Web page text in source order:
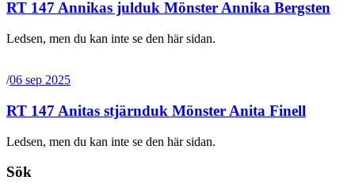
RT 147 Annikas julduk Mönster Annika Bergsten
Ledsen, men du kan inte se den här sidan.
/06 sep 2025
RT 147 Anitas stjärnduk Mönster Anita Finell
Ledsen, men du kan inte se den här sidan.
Sök